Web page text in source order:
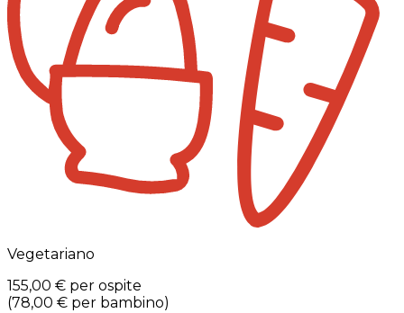
Vegetariano
155,00 € per ospite
(78,00 € per bambino)